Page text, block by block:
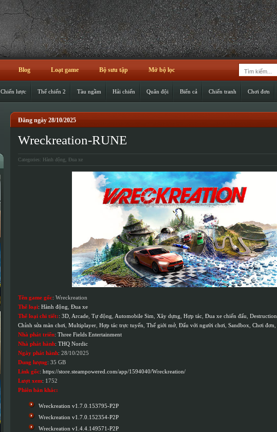
Blog Loạt game Bộ sưu tập Mở bộ lọc
Chiến lược Thế chiến 2 Tàu ngầm Hải chiến Quân đội Biển cả Chiến tranh Chơi đơn
Đăng ngày 28/10/2025
Wreckreation-RUNE
Categories: Hành động Đua xe
Tên game gốc: Wreckreation
Thể loại: Hành động Đua xe
Thể loại chi tiết:: 3D Arcade Tự động Automobile Sim Xây dựng Hợp tác Đua xe chiến đấu Destruction
Chỉnh sửa màn chơi Multiplayer Hợp tác trực tuyến Thế giới mở Đấu với người chơi Sandbox Chơi đơn
Nhà phát triển: Three Fields Entertainment
Nhà phát hành: THQ Nordic
Ngày phát hành: 28/10/2025
Dung lượng: 35 GB
Link gốc: https://store.steampowered.com/app/1594040/Wreckreation/
Lượt xem: 1752
Phiên bản khác:
Wreckreation v1.7.0.153795-P2P
Wreckreation v1.7.0.152354-P2P
Wreckreation v1.4.4.149571-P2P